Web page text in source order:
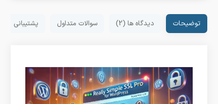
توضیحات دیدگاه ها (2) سوالات متداول پشتیبانی